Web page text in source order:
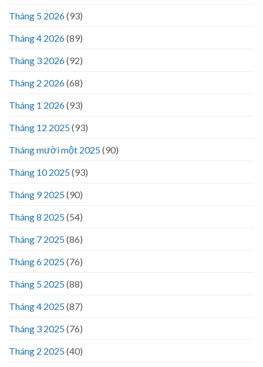
Tháng 5 2026(93)
Tháng 4 2026(89)
Tháng 3 2026(92)
Tháng 2 2026(68)
Tháng 1 2026(93)
Tháng 12 2025(93)
Tháng mười một 2025(90)
Tháng 10 2025(93)
Tháng 9 2025(90)
Tháng 8 2025(54)
Tháng 7 2025(86)
Tháng 6 2025(76)
Tháng 5 2025(88)
Tháng 4 2025(87)
Tháng 3 2025(76)
Tháng 2 2025(40)